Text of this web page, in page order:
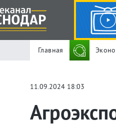
Главная
11.09.2024 18:03